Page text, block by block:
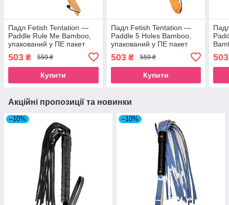
Падл Fetish Tentation —
Paddle Rule Me Bamboo,
упакований у ПЕ пакет
503 ₴ 559 ₴
Купити
Падл Fetish Tentation —
Paddle 5 Holes Bamboo,
упакований у ПЕ пакет
503₴ 559 ₴
Купити
503
Акційні пропозиції та новинки
–10% –10%